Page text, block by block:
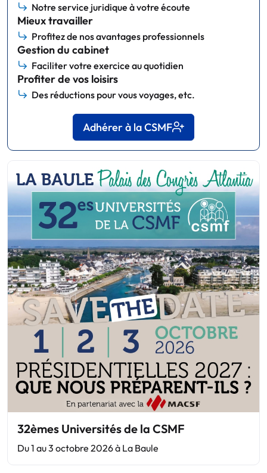
Notre service juridique à votre écoute
Mieux travailler
Profitez de nos avantages professionnels
Gestion du cabinet
Faciliter votre exercice au quotidien
Profiter de vos loisirs
Des réductions pour vous voyages, etc.
Adhérer à la CSMF
32èmes Universités de la CSMF
Du 1 au 3 octobre 2026 à La Baule